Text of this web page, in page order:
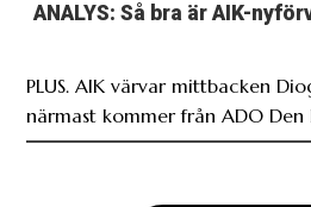
ANALYS: Så bra är AIK-
PLUS. AIK värvar mittbacken
närmast kommer från ADO Den